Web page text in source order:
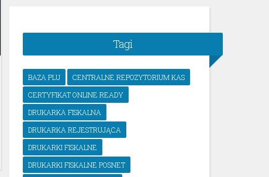
Tagi
BAZA PLU
CENTRALNE REPOZYTORIUM KAS
CERTYFIKAT ONLINE READY
DRUKARKA FISKALNA
DRUKARKA REJESTRUJĄCA
DRUKARKI FISKALNE
DRUKARKI FISKALNE POSNET